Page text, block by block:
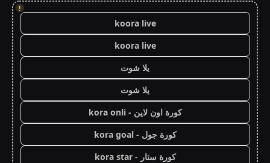
!
koora live
koora live
يلا شوت
يلا شوت
كورة اون لاين - kora onli
كورة جول - kora goal
كورة ستار - kora star